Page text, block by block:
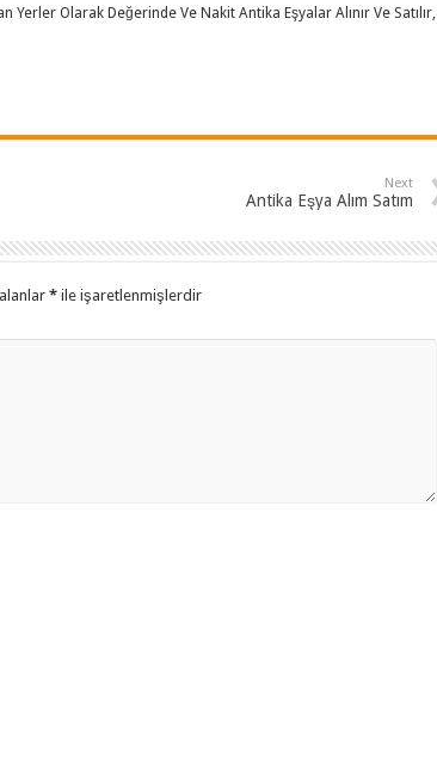
Yerler Olarak Değerinde Ve Nakit Antika Eşyalar Alınır Ve Satılır,
Next
Antika Eşya Alım Satım
*ile işaretlenmişlerdir